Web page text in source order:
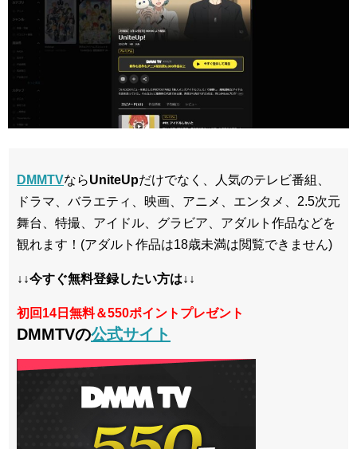
DMMTVならUniteUpだけでなく、人気のテレビ番組、
ドラマ、バラエティ、映画、アニメ、エンタメ、2.5次元
舞台、特撮、アイドル、グラビア、アダルト作品などを
観れます！(アダルト作品は18歳未満は閲覧できません)
↓↓今すぐ無料登録したい方は↓↓
初回14日無料＆550ポイントプレゼント
DMMTVの公式サイト